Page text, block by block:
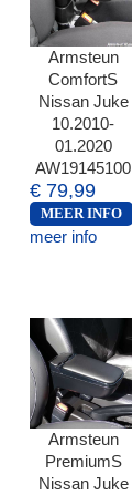
Armsteun
ComfortS
Nissan Juke
10.2010-
01.2020
AW19145100
€ 79,99
MEER INFO
meer info
Armsteun
PremiumS
Nissan Juke